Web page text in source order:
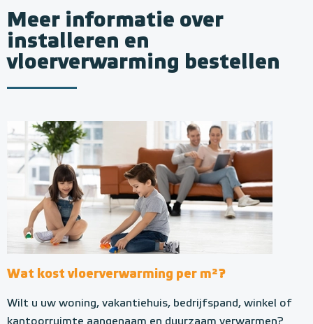
Meer informatie over
installeren en
vloerverwarming bestellen
Wat kost vloerverwarming per m²?
Wilt u uw woning, vakantiehuis, bedrijfspand, winkel of
kantoorruimte aangenaam en duurzaam verwarmen?